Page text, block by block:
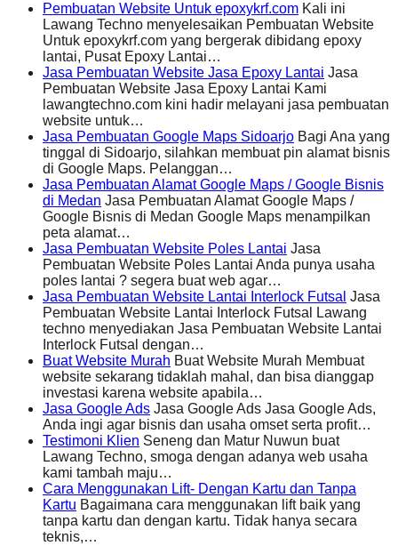
Pembuatan Website Untuk epoxykrf.com Kali ini
Lawang Techno menyelesaikan Pembuatan Website
Untuk epoxykrf.com yang bergerak dibidang epoxy
lantai, Pusat Epoxy Lantai…
Jasa Pembuatan Website Jasa Epoxy Lantai Jasa
Pembuatan Website Jasa Epoxy Lantai Kami
lawangtechno.com kini hadir melayani jasa pembuatan
website untuk…
Jasa Pembuatan Google Maps Sidoarjo Bagi Ana yang
tinggal di Sidoarjo, silahkan membuat pin alamat bisnis
di Google Maps. Pelanggan…
Jasa Pembuatan Alamat Google Maps / Google Bisnis
di Medan Jasa Pembuatan Alamat Google Maps /
Google Bisnis di Medan Google Maps menampilkan
peta alamat…
Jasa Pembuatan Website Poles Lantai Jasa
Pembuatan Website Poles Lantai Anda punya usaha
poles lantai ? segera buat web agar…
Jasa Pembuatan Website Lantai Interlock Futsal Jasa
Pembuatan Website Lantai Interlock Futsal Lawang
techno menyediakan Jasa Pembuatan Website Lantai
Interlock Futsal dengan…
Buat Website Murah Buat Website Murah Membuat
website sekarang tidaklah mahal, dan bisa dianggap
investasi karena website apabila…
Jasa Google Ads Jasa Google Ads Jasa Google Ads,
Anda ingi agar bisnis dan usaha omset serta profit…
Testimoni Klien Seneng dan Matur Nuwun buat
Lawang Techno, smoga dengan adanya web usaha
kami tambah maju…
Cara Menggunakan Lift- Dengan Kartu dan Tanpa
Kartu Bagaimana cara menggunakan lift baik yang
tanpa kartu dan dengan kartu. Tidak hanya secara
teknis,…